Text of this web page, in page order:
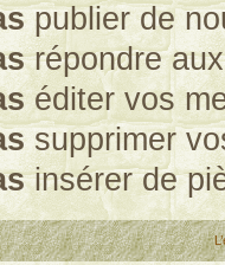
publier de
répondre
éditer vos
supprimer
insérer de